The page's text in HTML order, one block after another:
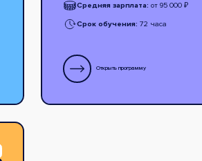
Средняя зарплата:от 95 000 ₽
Срок обучения:72 часа
Открыть программу